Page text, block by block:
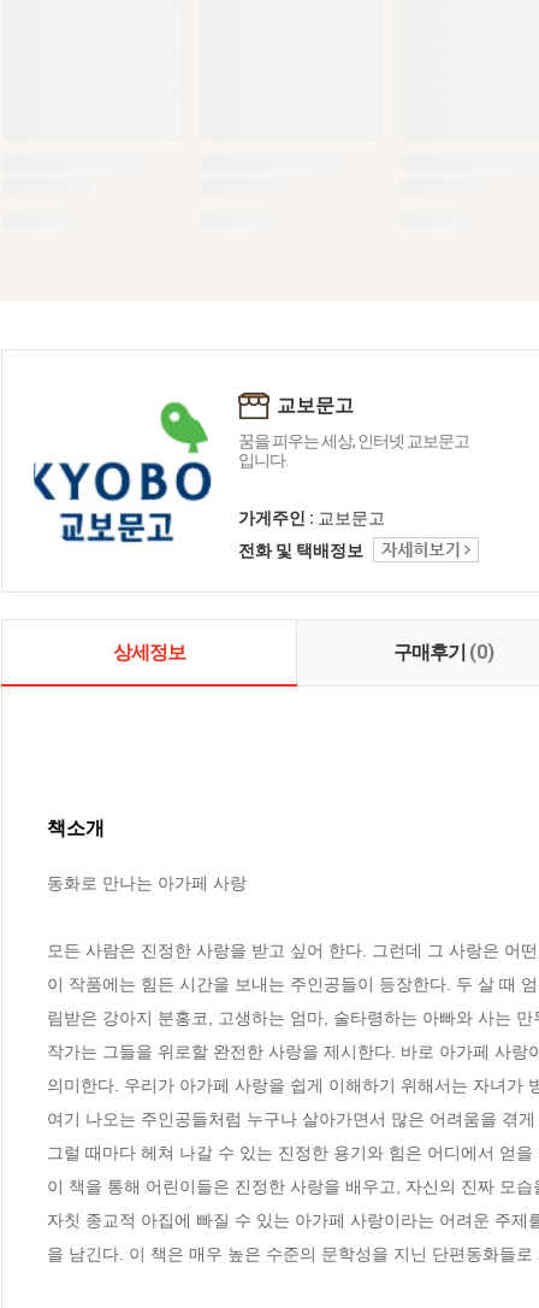
교보문고
꿈을 피우는 세상, 인터넷 교보문고
입니다.
가게주인 : 교보문고
전화 및 택배정보
상세정보 구매후기 (0)
책소개
동화로 만나는 아가페 사랑
모든 사람은 진정한 사랑을 받고 싶어 한다. 그런데 그 사랑은 어
이 작품에는 힘든 시간을 보내는 주인공들이 등장한다. 두 살 때
림받은 강아지 분홍코, 고생하는 엄마, 술타령하는 아빠와 사는
작가는 그들을 위로할 완전한 사랑을 제시한다. 바로 아가페 사
의미한다. 우리가 아가페 사랑을 쉽게 이해하기 위해서는 자녀가
여기 나오는 주인공들처럼 누구나 살아가면서 많은 어려움을 겪
그럴 때마다 헤쳐 나갈 수 있는 진정한 용기와 힘은 어디에서 얻
이 책을 통해 어린이들은 진정한 사랑을 배우고, 자신의 진짜 모
자칫 종교적 아집에 빠질 수 있는 아가페 사랑이라는 어려운 주
을 남긴다. 이 책은 매우 높은 수준의 문학성을 지닌 단편동화들로